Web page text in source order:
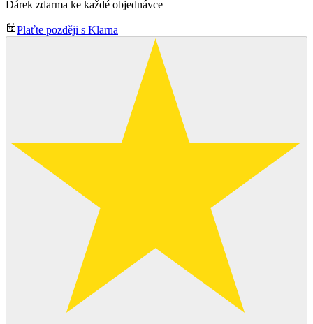
Dárek zdarma ke každé objednávce
Plaťte později s Klarna